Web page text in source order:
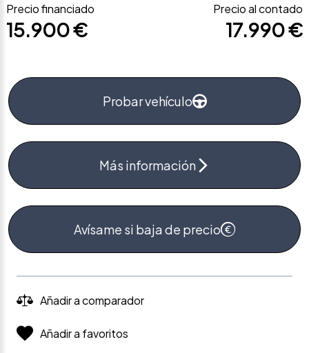
Precio financiado
15.900 €
Precio al contado
17.990 €
Probar vehículo
Más información
Avísame si baja de precio
Añadir a comparador
Añadir a favoritos